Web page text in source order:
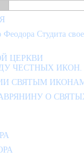
Студита
ЦЕРКВИ
ЧЕСТНЫХ ИКОН.
СВЯТЫМ
О